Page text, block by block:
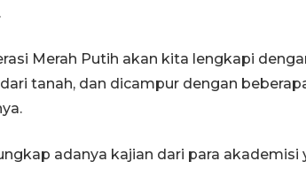
Merah Putih akan kita lengkapi
tanah, dan dicampur dengan
adanya kajian dari para